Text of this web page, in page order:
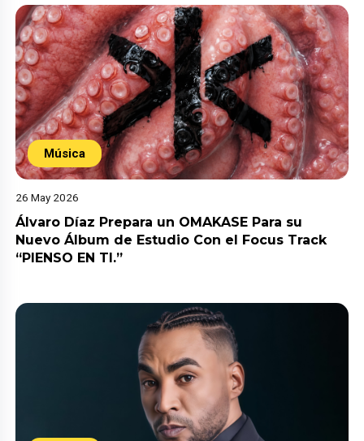
Música
26 May 2026
Álvaro Díaz Prepara un OMAKASE Para su
Nuevo Álbum de Estudio Con el Focus Track
“PIENSO EN TI.”